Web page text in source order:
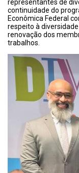
representantes de
continuidade do
Econômica Federal
respeito à
renovação dos
trabalhos.